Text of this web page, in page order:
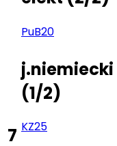
PuB20
7
j.niemiecki
(1/2)
KZ25